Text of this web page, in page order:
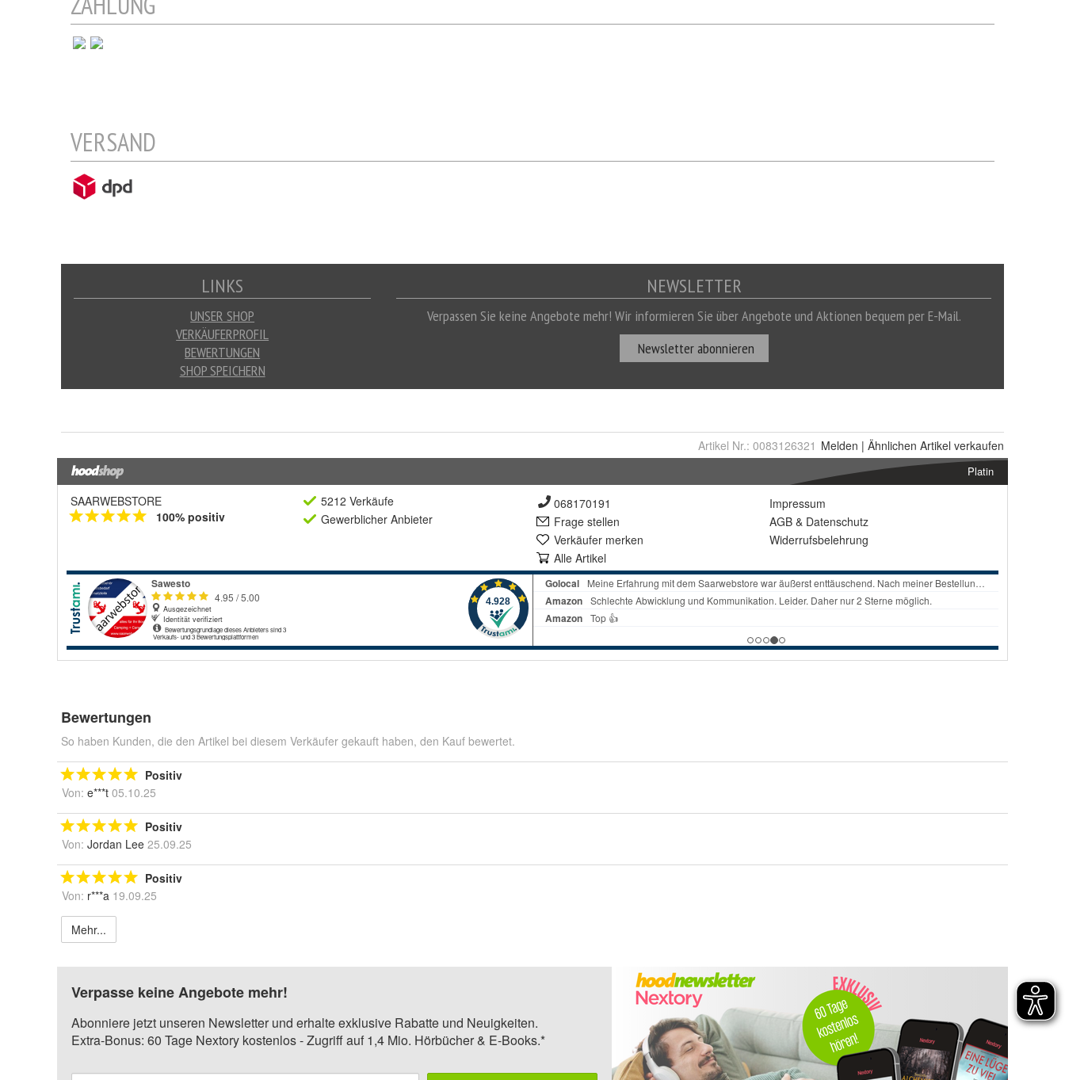
Artikel Nr.: 0083126321 Melden | Ähnlichen Artikel verkaufen
Platin
SAARWEBSTORE
100% positiv
5212 Verkäufe
Gewerblicher Anbieter
068170191
Frage stellen
Verkäufer merken
Alle Artikel
Impressum
AGB & Datenschutz
Widerrufsbelehrung
Bewertungen
So haben Kunden, die den Artikel bei diesem Verkäufer gekauft haben, den Kauf bewertet.
Positiv
Von: e***t 05.10.25
Positiv
Von: Jordan Lee 25.09.25
Positiv
Von: r***a 19.09.25
Mehr...
Verpasse keine Angebote mehr!
Abonniere jetzt unseren Newsletter und erhalte exklusive Rabatte und Neuigkeiten.
Extra-Bonus: 60 Tage Nextory kostenlos - Zugriff auf 1,4 Mio. Hörbücher & E-Books.*